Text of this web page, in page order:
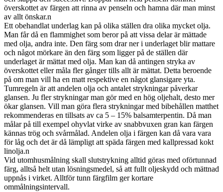
överskottet av färgen att rinna av penseln och hamna där man minst
av allt önskar.n
Ett obehandlat underlag kan på olika ställen dra olika mycket olja.
Man får då en flammighet som beror på att vissa delar är mättade
med olja, andra inte. Den färg som drar ner i underlaget blir mattare
och något mörkare än den färg som ligger på de ställen där
underlaget är mättat med olja. Man kan då antingen stryka av
överskottet eller måla fler gånger tills allt är mättat. Detta beroende
på om man vill ha en matt respektive en något glansigare yta.
Tumregeln är att andelen olja och antalet strykningar påverkar
glansen. Ju fler strykningar man gör med en hög oljehalt, desto mer
ökar glansen. Vill man göra flera strykningar med bibehållen matthet
rekommenderas en tillsats av ca 5 – 15% balsamterpentin. Då man
målar på till exempel ohyvlat virke av snabbvuxen gran kan färgen
kännas trög och svårmålad. Andelen olja i färgen kan då vara vara
för låg och det är då lämpligt att späda färgen med kallpressad kokt
linolja.n
Vid utomhusmålning skall slutstrykning alltid göras med oförtunnad
färg, alltså helt utan lösningsmedel, så att fullt oljeskydd och mättnad
uppnås i virket. Alltför tunn färgfilm ger kortare
ommålningsintervall.